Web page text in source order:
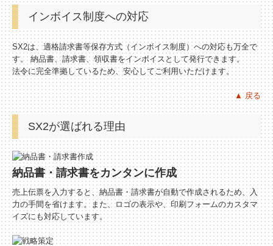
お問合せ
戦略財務情報システム
継続MASシステム
戦略販売・購買情報システム
建設業用会計情報DB
インボイス制度への対応
SX2は、適格請求書等保存方式（インボイス制度）への対応も万全で
す。 納品書、請求書、領収書をインボイスとして発行できます。
法令に完全準拠しているため、安心してご利用いただけます。
▲ 戻る
SX2が選ばれる理由
納品書・請求書をカンタンに作成
売上伝票を入力すると、納品書・請求書が自動で作成されるため、入
力の手間を省けます。また、ロゴの表示や、印刷フォームのカスタマ
イズにも対応しています。